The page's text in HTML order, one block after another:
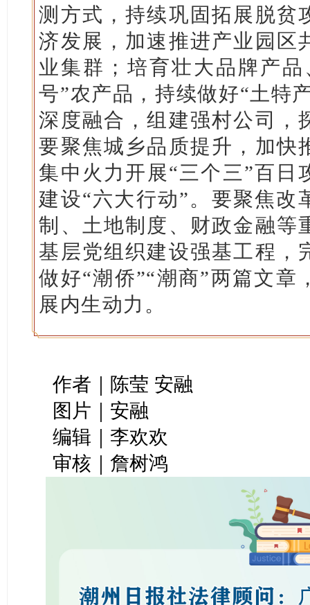
测方式，持续巩固拓展脱贫
济发展，加速推进产业园区
业集群；培育壮大品牌产
号”农产品，持续做好“土特
深度融合，组建强村公司，
要聚焦城乡品质提升，加快
集中火力开展“三个三”百日
建设“六大行动”。要聚焦改
制、土地制度、财政金融等
基层党组织建设强基工程，
做好“潮侨”“潮商”两篇文章
展内生动力。
作者｜陈莹 安融
图片｜安融
编辑｜李欢欢
审核｜詹树鸿